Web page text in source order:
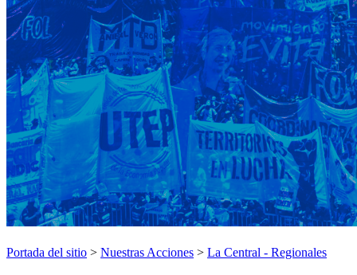
Portada del sitio > Nuestras Acciones > La Central - Regionales